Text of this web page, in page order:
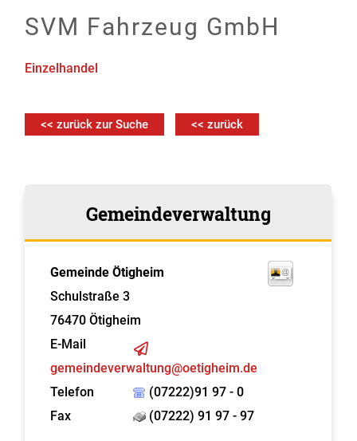
SVM Fahrzeug GmbH
Einzelhandel
<< zurück zur Suche << zurück
Gemeindeverwaltung
Gemeinde Ötigheim
Schulstraße 3
76470 Ötigheim
E-Mail
gemeindeverwaltung@oetigheim.de
Telefon
(07222)91 97 - 0
Fax
(07222) 91 97 - 97